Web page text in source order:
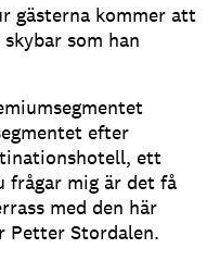
gästerna kommer att
som han
efter
ett
frågar mig är det få
med den här
Petter Stordalen.